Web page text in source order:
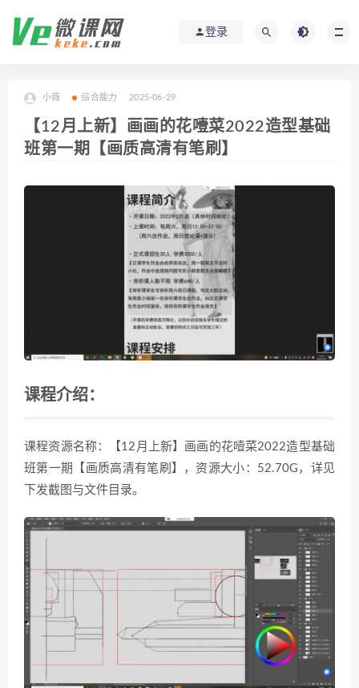
登录
小薇 综合能力 2025-06-29
【12月上新】画画的花噎菜2022造型基础
班第一期【画质高清有笔刷】
课程介绍：
课程资源名称：【12月上新】画画的花噎菜2022造型基础
班第一期【画质高清有笔刷】，资源大小：52.70G，详见
下发截图与文件目录。